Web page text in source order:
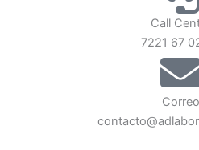
Call
7221 67
Correo